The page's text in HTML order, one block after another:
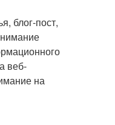
блог-пост,
веб-
на